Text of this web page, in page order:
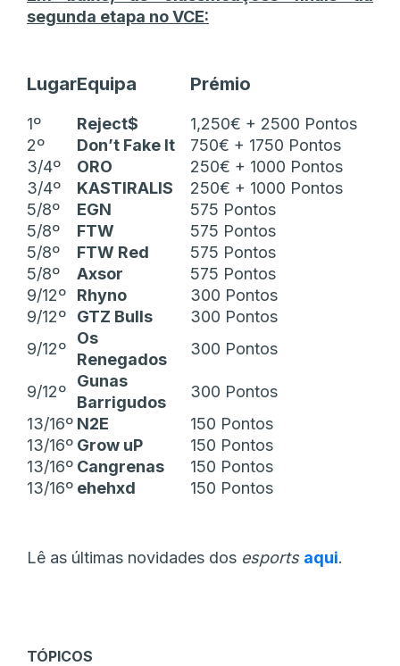
segunda etapa no VCE:
LugarEquipa Prémio
1º Reject$
1,250€ + 2500 Pontos
2º
Don’t Fake It
750€ + 1750 Pontos
3/4º
ORO
250€ + 1000 Pontos
3/4º
KASTIRALIS
250€ + 1000 Pontos
5/8º
EGN
575 Pontos
5/8º
FTW
575 Pontos
5/8º
FTW Red
575 Pontos
5/8º
Axsor
575 Pontos
9/12º
Rhyno
300 Pontos
9/12º
GTZ Bulls
300 Pontos
9/12º
Os
Renegados
300 Pontos
9/12º
Gunas
Barrigudos
300 Pontos
13/16º N2E
150 Pontos
13/16º Grow uP
150 Pontos
13/16º Cangrenas
150 Pontos
13/16º ehehxd 150 Pontos
Lê as últimas novidades dos esports aqui.
TÓPICOS